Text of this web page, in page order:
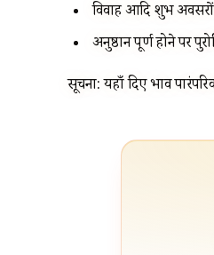
विवाह आदि शुभ
अनुष्ठान पूर्ण होने पर
सूचना: यहाँ दिए भाव